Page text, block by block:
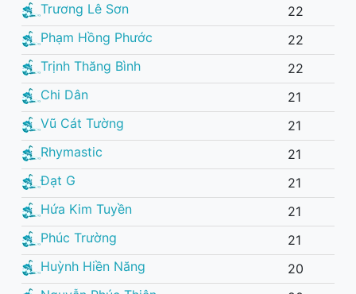
Trương Lê Sơn
22
Phạm Hồng Phước
22
Trịnh Thăng Bình
22
Chi Dân
21
Vũ Cát Tường
21
Rhymastic
21
Đạt G
21
Hứa Kim Tuyền
21
Phúc Trường
21
Huỳnh Hiền Năng
20